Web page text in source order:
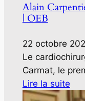
Alain
| OEB
22 octobre
Le
Carmat, le
Lire la suite